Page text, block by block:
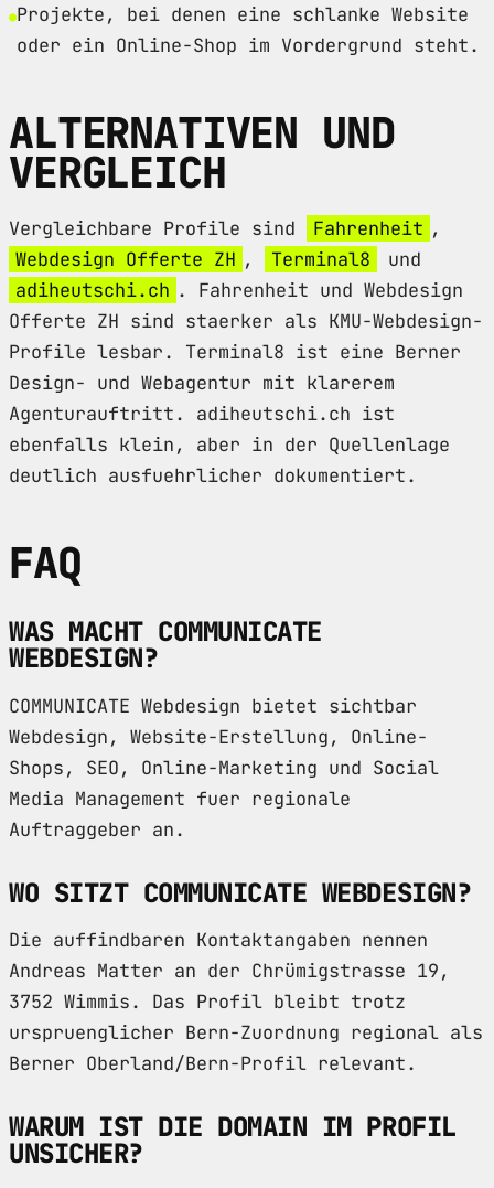
Projekte, bei denen eine schlanke Website
oder ein Online-Shop im Vordergrund steht.
ALTERNATIVEN UND
VERGLEICH
Vergleichbare Profile sind Fahrenheit ,
Webdesign Offerte ZH , Terminal8
und
adiheutschi.ch . Fahrenheit und Webdesign
Offerte ZH sind staerker als KMU-Webdesign-
Profile lesbar. Terminal8 ist eine Berner
Design- und Webagentur mit klarerem
Agenturauftritt. adiheutschi.ch ist
ebenfalls klein, aber in der Quellenlage
deutlich ausfuehrlicher dokumentiert.
FAQ
WAS MACHT COMMUNICATE
WEBDESIGN?
COMMUNICATE Webdesign bietet sichtbar
Webdesign, Website-Erstellung, Online-
Shops, SEO, Online-Marketing und Social
Media Management fuer regionale
Auftraggeber an.
WO SITZT COMMUNICATE WEBDESIGN?
Die auffindbaren Kontaktangaben nennen
Andreas Matter an der Chrümigstrasse 19,
3752 Wimmis. Das Profil bleibt trotz
urspruenglicher Bern-Zuordnung regional als
Berner Oberland/Bern-Profil relevant.
WARUM IST DIE DOMAIN IM PROFIL
UNSICHER?